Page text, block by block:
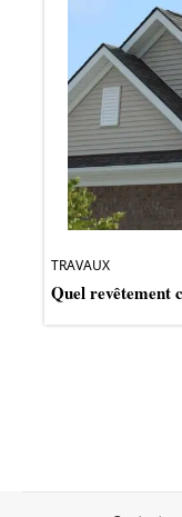
TRAVAUX
Quel revêtement